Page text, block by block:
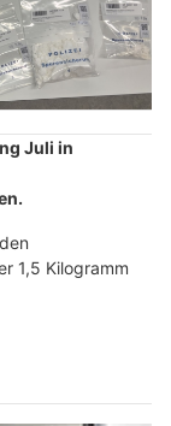
Juli in
1,5 Kilogramm